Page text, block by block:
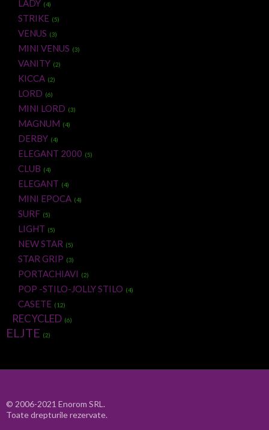
LADY (4)
STRIKE (5)
VENUS (3)
MINI VENUS (3)
VANITY (2)
KICCA (2)
LORD (6)
MINI LORD (3)
MAGNUM (4)
DERBY (4)
ELEGANT 2000 (5)
CLUB (4)
ELEGANT (4)
MINI EPOCA (4)
SURF (5)
LIGHT (5)
NEW STAR (5)
STAR GRIP (3)
PORTACHIAVI (2)
POP -STILO-JOLLY STILO (4)
CASETE (12)
RECYCLED (6)
ELJTE (2)
© 2006-2021 Enorom SRL.
Toate drepturile rezervate.